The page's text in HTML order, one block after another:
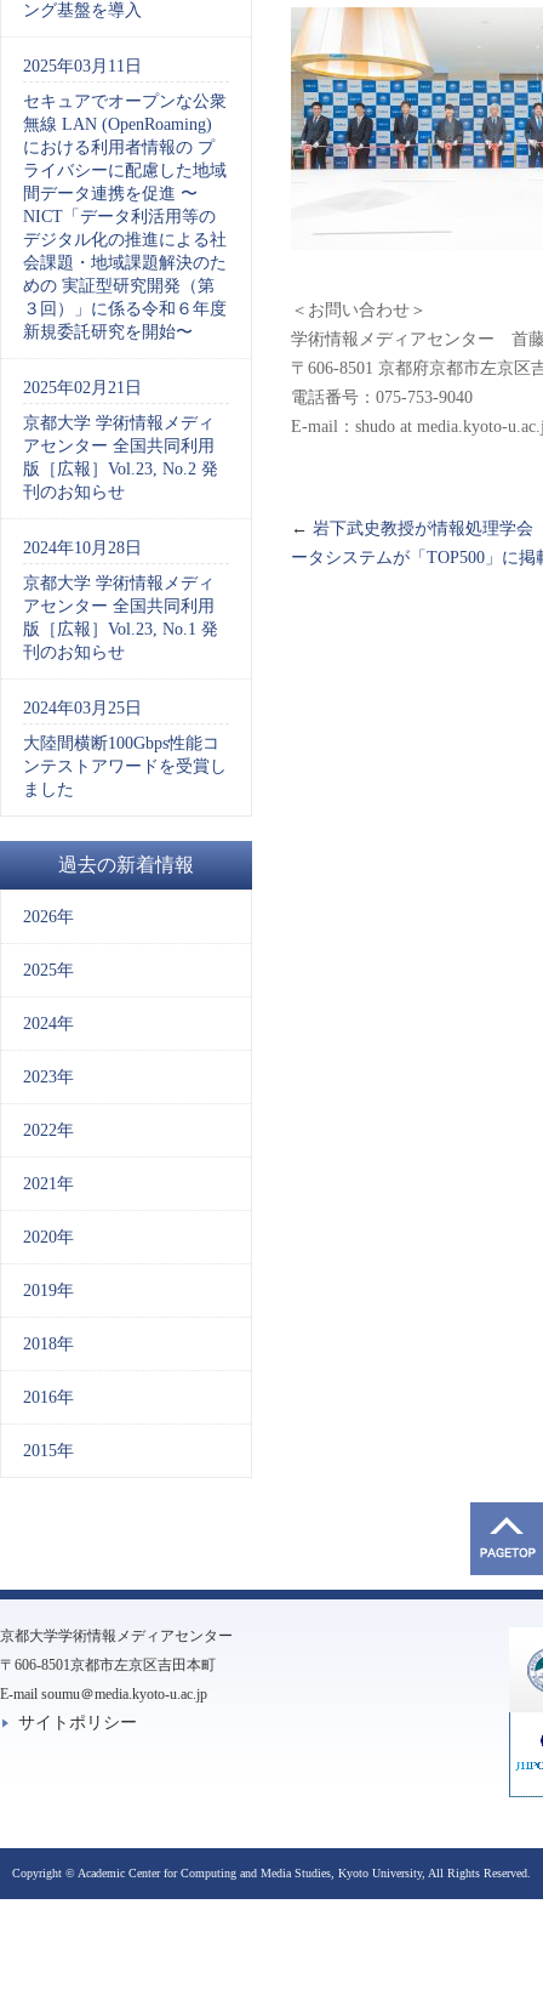
＜お問い合わせ＞
学術情報メディアセンター 首
〒606-8501 京都府京都市左京
電話番号：075-753-9040
E-mail：shudo at media.kyoto-
← 岩下武史教授が情報処理学会
ータシステムが「TOP500」に
ング基盤を導入
2025年03月11日
セキュアでオープンな公衆
無線 LAN (OpenRoaming)
における利用者情報の プ
ライバシーに配慮した地域
間データ連携を促進 〜
NICT「データ利活用等の
デジタル化の推進による社
会課題・地域課題解決のた
めの 実証型研究開発（第
３回）」に係る令和６年度
新規委託研究を開始〜
2025年02月21日
京都大学 学術情報メディ
アセンター 全国共同利用
版［広報］Vol.23, No.2 発
刊のお知らせ
2024年10月28日
京都大学 学術情報メディ
アセンター 全国共同利用
版［広報］Vol.23, No.1 発
刊のお知らせ
2024年03月25日
大陸間横断100Gbps性能コ
ンテストアワードを受賞し
ました
過去の新着情報
2026年
2025年
2024年
2023年
2022年
2021年
2020年
2019年
2018年
2016年
2015年
京都大学学術情報メディアセンター
〒606-8501京都市左京区吉田本町
E-mail soumu＠media.kyoto-u.ac.jp
サイトポリシー
Copyright © Academic Center for Computing and Media Studies, Kyoto University, All Rights Reserved.